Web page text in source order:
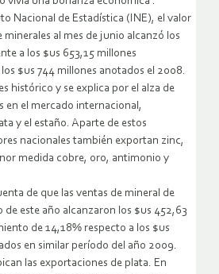
Nacional de Estadística (INE), el valor
minerales al mes de junio alcanzó los
a los $us 653,15 millones
$us 744 millones anotados el 2008.
histórico y se explica por el alza de
en el mercado internacional,
y el estaño. Aparte de estos
nacionales también exportan zinc,
medida cobre, oro, antimonio y
de que las ventas de mineral de
este año alcanzaron los $us 452,63
de 14,18% respecto a los $us
en similar período del año 2009.
las exportaciones de plata. En